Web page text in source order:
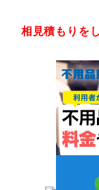
相見積もりを